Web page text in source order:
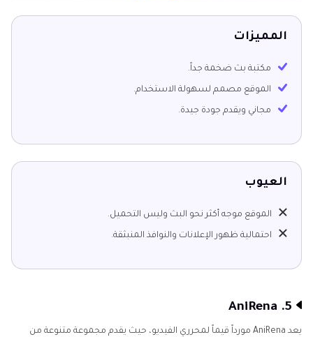
المميزات
مكتبة بث ضخمة جداً.
الموقع مصمم لسهولة الاستخدام.
مجاني ويقدم جودة جيدة.
العيوب
الموقع موجه أكثر نحو البث وليس التحميل.
احتمالية ظهور الإعلانات والنوافذ المنبثقة.
5. AniRena
يعد AniRena مورداً قيماً لمحرري الفيديو، حيث يقدم مجموعة متنوعة من